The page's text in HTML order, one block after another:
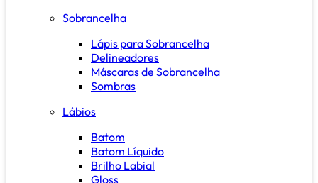
Sobrancelha
Lápis para Sobrancelha
Delineadores
Máscaras de Sobrancelha
Sombras
Lábios
Batom
Batom Líquido
Brilho Labial
Gloss